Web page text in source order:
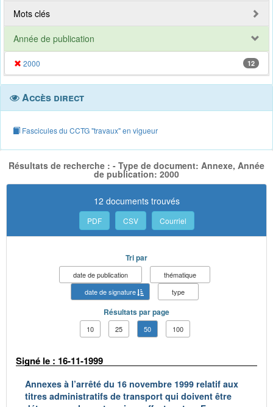
Mots clés
Année de publication
2000 12
Accès direct
Fascicules du CCTG "travaux" en vigueur
Résultats de recherche : - Type de document: Annexe, Année
de publication: 2000
12 documents trouvés
PDF CSV Courriel
Tri par
date de publication
thématique
date de signature
type
Résultats par page
10 25 50 100
Signé le : 16-11-1999
Annexes à l’arrêté du 16 novembre 1999 relatif aux
titres administratifs de transport qui doivent être